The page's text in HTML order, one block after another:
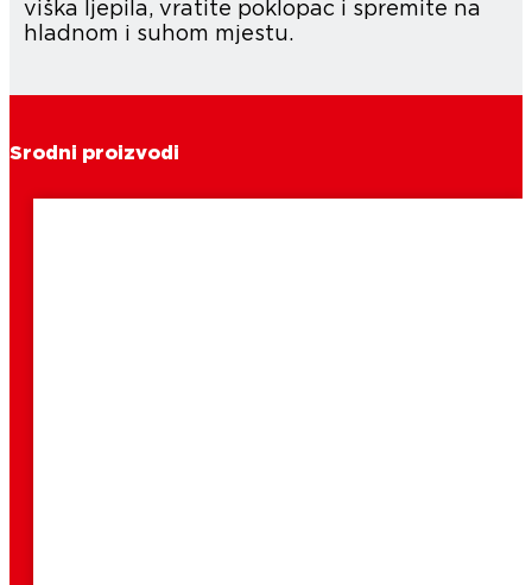
viška ljepila, vratite poklopac i spremite na
hladnom i suhom mjestu.
Srodni proizvodi